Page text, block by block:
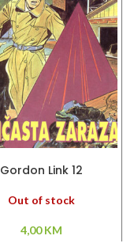
Gordon Link 12
Out of stock
4,00KM